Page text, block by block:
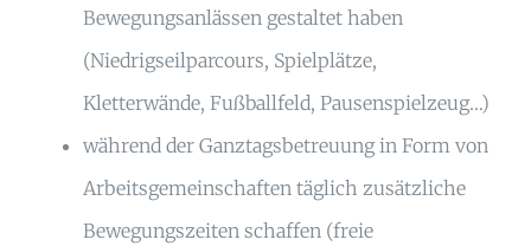
Bewegungsanlässen gestaltet haben
(Niedrigseilparcours, Spielplätze,
Kletterwände, Fußballfeld, Pausenspielzeug…)
während der Ganztagsbetreuung in Form von
Arbeitsgemeinschaften täglich zusätzliche
Bewegungszeiten schaffen (freie